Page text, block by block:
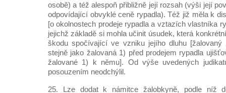
osobě) a též alespoň přibližně její rozsah (výši její
odpovídající obvyklé ceně rypadla). Též již měla k
[o okolnostech prodeje rypadla a vztazích vlastníka
jejichž základě si mohla učinit úsudek, která
škodu spočívající ve vzniku jejího dluhu
stejně jako žalovaná 1) před prodejem rypadla
žalované 1) k němu]. Od výše uvedených
posouzením neodchýlil.
25. Lze dodat k námitce žalobkyně, podle níž